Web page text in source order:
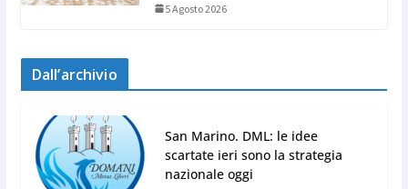
5 Agosto 2026
Dall’archivio
San Marino. DML: le idee
scartate ieri sono la strategia
nazionale oggi